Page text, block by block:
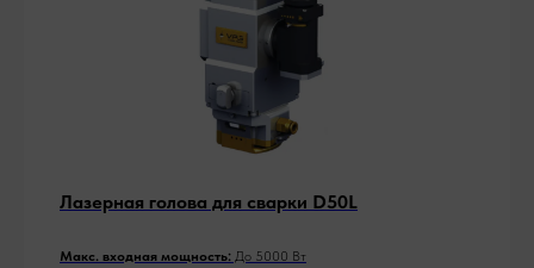
Лазерная голова для сварки D50L
Макс. входная мощность: До 5000 Вт